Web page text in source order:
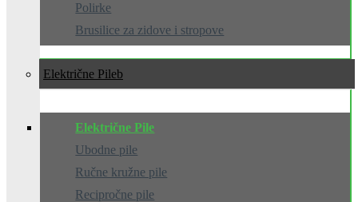
Polirke
Brusilice za zidove i stropove
Električne Pile
Električne Pile
Ubodne pile
Ručne kružne pile
Recipročne pile